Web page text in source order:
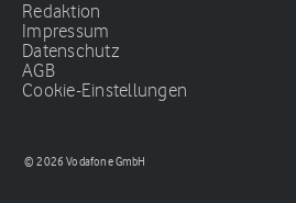
Redaktion
Impressum
Datenschutz
AGB
Cookie-Einstellungen
© 2026 Vodafone GmbH